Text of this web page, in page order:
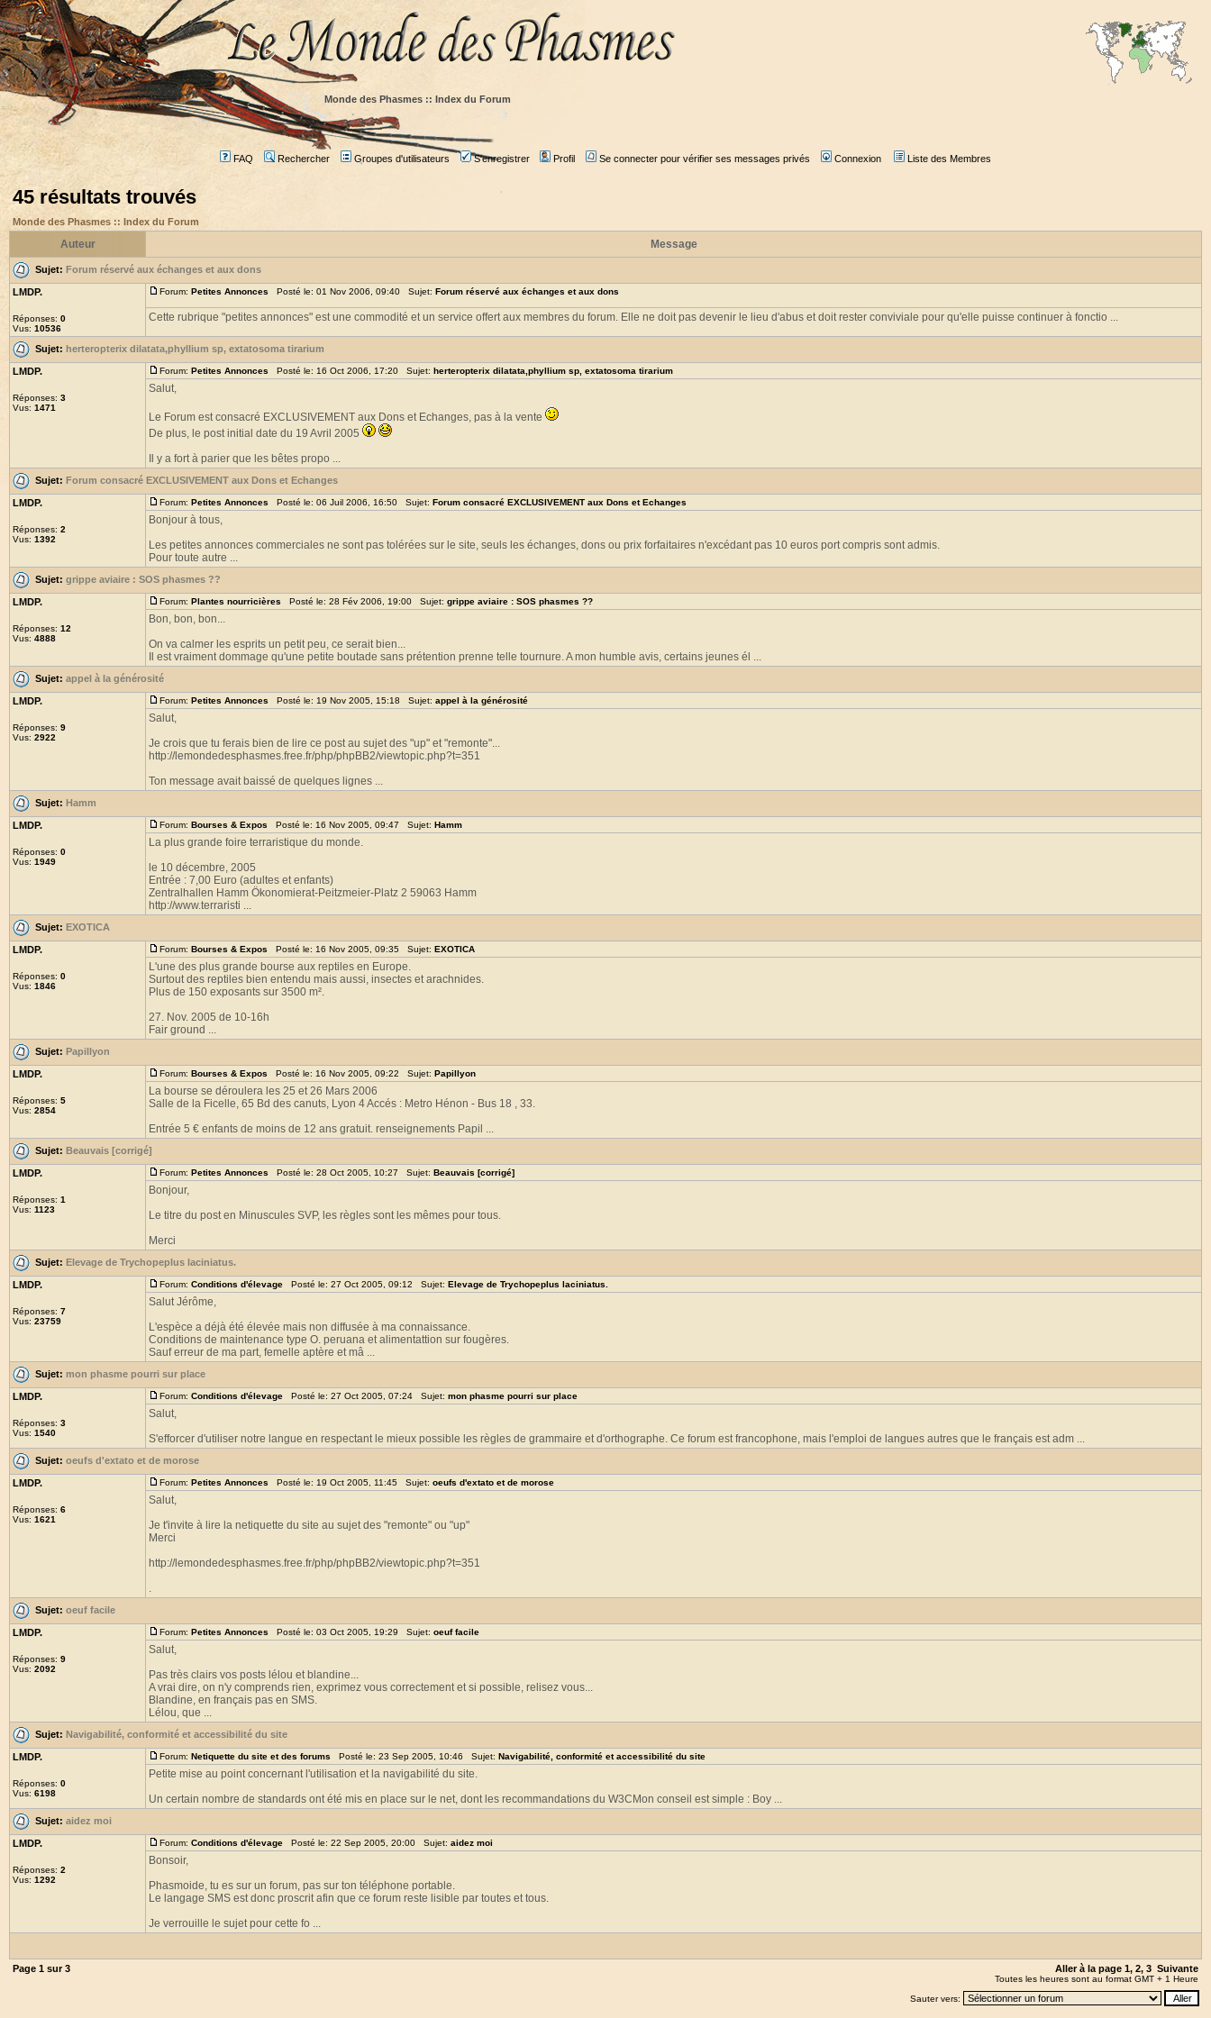
Monde des Phasmes :: Index du Forum
FAQ Rechercher Groupes d'utilisateurs S'enregistrer Profil Se connecter pour vérifier ses messages privés Connexion Liste des Membres
45 résultats trouvés
Monde des Phasmes :: Index du Forum
Auteur Message
Sujet: Forum réservé aux échanges et aux dons
LMDP.
Réponses: 0
Vus: 10536
Forum: Petites Annonces Posté le: 01 Nov 2006, 09:40 Sujet: Forum réservé aux échanges et aux dons
Cette rubrique "petites annonces" est une commodité et un service offert aux membres du forum. Elle ne doit pas devenir le lieu d'abus et doit rester conviviale pour qu'elle puisse continuer à fonctio ...
Sujet: herteropterix dilatata,phyllium sp, extatosoma tirarium
LMDP.
Réponses: 3
Vus: 1471
Forum: Petites Annonces Posté le: 16 Oct 2006, 17:20 Sujet: herteropterix dilatata,phyllium sp, extatosoma tirarium
Salut,
Le Forum est consacré EXCLUSIVEMENT aux Dons et Echanges, pas à la vente
De plus, le post initial date du 19 Avril 2005
Il y a fort à parier que les bêtes propo ...
Sujet: Forum consacré EXCLUSIVEMENT aux Dons et Echanges
LMDP.
Réponses: 2
Vus: 1392
Forum: Petites Annonces Posté le: 06 Juil 2006, 16:50 Sujet: Forum consacré EXCLUSIVEMENT aux Dons et Echanges
Bonjour à tous,
Les petites annonces commerciales ne sont pas tolérées sur le site, seuls les échanges, dons ou prix forfaitaires n'excédant pas 10 euros port compris sont admis.
Pour toute autre ...
Sujet: grippe aviaire : SOS phasmes ??
LMDP.
Réponses: 12
Vus: 4888
Forum: Plantes nourricières Posté le: 28 Fév 2006, 19:00 Sujet: grippe aviaire : SOS phasmes ??
Bon, bon, bon...
On va calmer les esprits un petit peu, ce serait bien...
Il est vraiment dommage qu'une petite boutade sans prétention prenne telle tournure. A mon humble avis, certains jeunes él ...
Sujet: appel à la générosité
LMDP.
Réponses: 9
Vus: 2922
Forum: Petites Annonces Posté le: 19 Nov 2005, 15:18 Sujet: appel à la générosité
Salut,
Je crois que tu ferais bien de lire ce post au sujet des "up" et "remonte"...
http://lemondedesphasmes.free.fr/php/phpBB2/viewtopic.php?t=351
Ton message avait baissé de quelques lignes ...
Sujet: Hamm
LMDP.
Réponses: 0
Vus: 1949
Forum: Bourses & Expos Posté le: 16 Nov 2005, 09:47 Sujet: Hamm
La plus grande foire terraristique du monde.
le 10 décembre, 2005
Entrée : 7,00 Euro (adultes et enfants)
Zentralhallen Hamm Ökonomierat-Peitzmeier-Platz 2 59063 Hamm
http://www.terraristi ...
Sujet: EXOTICA
LMDP.
Réponses: 0
Vus: 1846
Forum: Bourses & Expos Posté le: 16 Nov 2005, 09:35 Sujet: EXOTICA
L'une des plus grande bourse aux reptiles en Europe.
Surtout des reptiles bien entendu mais aussi, insectes et arachnides.
Plus de 150 exposants sur 3500 m².
27. Nov. 2005 de 10-16h
Fair ground ...
Sujet: Papillyon
LMDP.
Réponses: 5
Vus: 2854
Forum: Bourses & Expos Posté le: 16 Nov 2005, 09:22 Sujet: Papillyon
La bourse se déroulera les 25 et 26 Mars 2006
Salle de la Ficelle, 65 Bd des canuts, Lyon 4 Accés : Metro Hénon - Bus 18 , 33.
Entrée 5 € enfants de moins de 12 ans gratuit. renseignements Papil ...
Sujet: Beauvais [corrigé]
LMDP.
Réponses: 1
Vus: 1123
Forum: Petites Annonces Posté le: 28 Oct 2005, 10:27 Sujet: Beauvais [corrigé]
Bonjour,
Le titre du post en Minuscules SVP, les règles sont les mêmes pour tous.
Merci
Sujet: Elevage de Trychopeplus laciniatus.
LMDP.
Réponses: 7
Vus: 23759
Forum: Conditions d'élevage Posté le: 27 Oct 2005, 09:12 Sujet: Elevage de Trychopeplus laciniatus.
Salut Jérôme,
L'espèce a déjà été élevée mais non diffusée à ma connaissance.
Conditions de maintenance type O. peruana et alimentattion sur fougères.
Sauf erreur de ma part, femelle aptère et mâ ...
Sujet: mon phasme pourri sur place
LMDP.
Réponses: 3
Vus: 1540
Forum: Conditions d'élevage Posté le: 27 Oct 2005, 07:24 Sujet: mon phasme pourri sur place
Salut,
S'efforcer d'utiliser notre langue en respectant le mieux possible les règles de grammaire et d'orthographe. Ce forum est francophone, mais l'emploi de langues autres que le français est adm ...
Sujet: oeufs d'extato et de morose
LMDP.
Réponses: 6
Vus: 1621
Forum: Petites Annonces Posté le: 19 Oct 2005, 11:45 Sujet: oeufs d'extato et de morose
Salut,
Je t'invite à lire la netiquette du site au sujet des "remonte" ou "up"
Merci
http://lemondedesphasmes.free.fr/php/phpBB2/viewtopic.php?t=351
.
Sujet: oeuf facile
LMDP.
Réponses: 9
Vus: 2092
Forum: Petites Annonces Posté le: 03 Oct 2005, 19:29 Sujet: oeuf facile
Salut,
Pas très clairs vos posts lélou et blandine...
A vrai dire, on n'y comprends rien, exprimez vous correctement et si possible, relisez vous...
Blandine, en français pas en SMS.
Lélou, que ...
Sujet: Navigabilité, conformité et accessibilité du site
LMDP.
Réponses: 0
Vus: 6198
Forum: Netiquette du site et des forums Posté le: 23 Sep 2005, 10:46 Sujet: Navigabilité, conformité et accessibilité du site
Petite mise au point concernant l'utilisation et la navigabilité du site.
Un certain nombre de standards ont été mis en place sur le net, dont les recommandations du W3CMon conseil est simple : Boy ...
Sujet: aidez moi
LMDP.
Réponses: 2
Vus: 1292
Forum: Conditions d'élevage Posté le: 22 Sep 2005, 20:00 Sujet: aidez moi
Bonsoir,
Phasmoide, tu es sur un forum, pas sur ton téléphone portable.
Le langage SMS est donc proscrit afin que ce forum reste lisible par toutes et tous.
Je verrouille le sujet pour cette fo ...
Page 1 sur3 Aller à la page 1, 2, 3 Suivante
Toutes les heures sont au format GMT + 1 Heure
Sauter vers: